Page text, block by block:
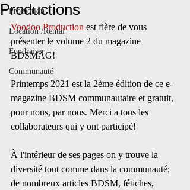
Promotion
Location /Rental
Fundraiser
Communauté
Productions
Voodoo Production est fière de vous
présenter le volume 2 du magazine
BDSMAG!
Printemps 2021 est la 2ème édition de ce e-
magazine BDSM communautaire et gratuit,
pour nous, par nous. Merci a tous les
collaborateurs qui y ont participé!
À l'intérieur de ses pages on y trouve la
diversité tout comme dans la communauté;
de nombreux articles BDSM, fétiches,